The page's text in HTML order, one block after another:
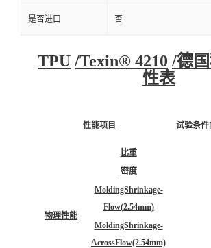
是否进口 否
TPU /Texin® 4210 /德
性表
性能项目 试验条件
物理性能
比重
密度
MoldingShrinkage-
Flow(2.54mm)
MoldingShrinkage-
AcrossFlow(2.54mm)